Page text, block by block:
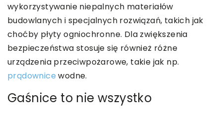
wykorzystywanie niepalnych materiałów
budowlanych i specjalnych rozwiązań, takich jak
choćby płyty ogniochronne. Dla zwiększenia
bezpieczeństwa stosuje się również różne
urządzenia przeciwpożarowe, takie jak np.
prądownice wodne.
Gaśnice to nie wszystko